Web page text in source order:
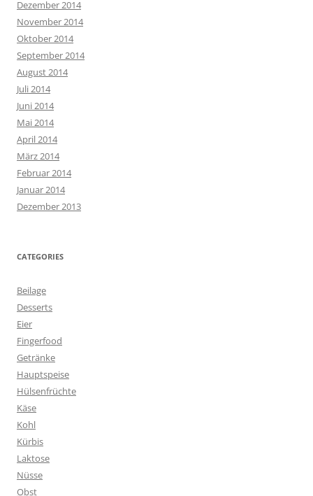
Dezember 2014
November 2014
Oktober 2014
September 2014
August 2014
Juli 2014
Juni 2014
Mai 2014
April 2014
März 2014
Februar 2014
Januar 2014
Dezember 2013
CATEGORIES
Beilage
Desserts
Eier
Fingerfood
Getränke
Hauptspeise
Hülsenfrüchte
Käse
Kohl
Kürbis
Laktose
Nüsse
Obst